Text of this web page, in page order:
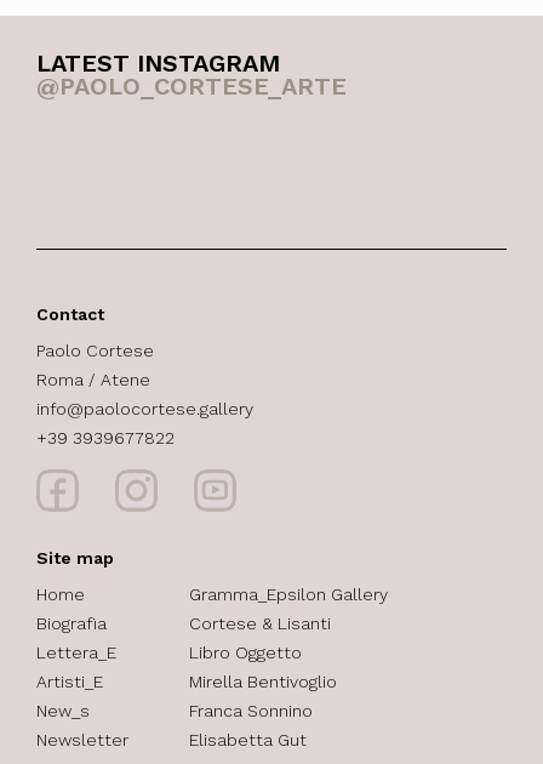
LATEST INSTAGRAM
@PAOLO_CORTESE_ARTE
Contact
Paolo Cortese
Roma / Atene
info@paolocortese.gallery
+39 3939677822
Site map
Home
Biografia
Lettera_E
Artisti_E
New_s
Newsletter
Gramma_Epsilon Gallery
Cortese & Lisanti
Libro Oggetto
Mirella Bentivoglio
Franca Sonnino
Elisabetta Gut